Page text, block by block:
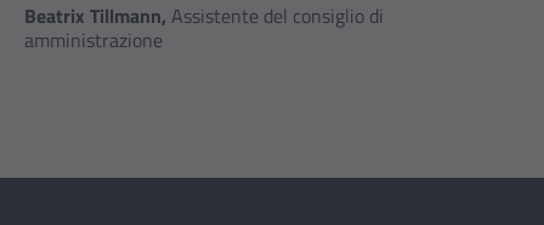
Beatrix Tillmann, Assistente del consiglio di
amministrazione